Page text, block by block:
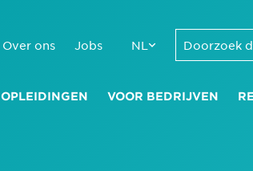
Over ons Jobs NL
OPLEIDINGEN VOOR BEDRIJVEN